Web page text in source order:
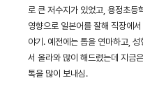
로 큰 저수지가 있었고, 용정초등
영향으로 일본어를 잘해 직장에
야기. 예전에는 톱을 연마하고,
서 올라와 많이 해드렸는데 지금
톡을 많이 보내심.